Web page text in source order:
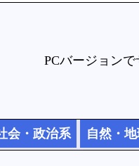
PCバージョン
会・政治系 自然・